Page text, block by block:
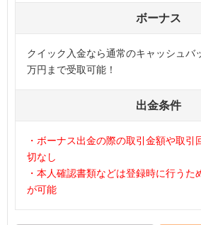
ボーナス
クイック入金なら通常のキャッシュバ
万円まで受取可能！
出金条件
・ボーナス出金の際の取引金額や取引
切なし
・本人確認書類などは登録時に行うた
が可能